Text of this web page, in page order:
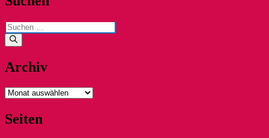
Suchen
nach:
Archiv
Archiv
Seiten